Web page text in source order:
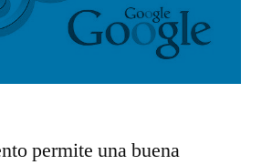
permite una buena